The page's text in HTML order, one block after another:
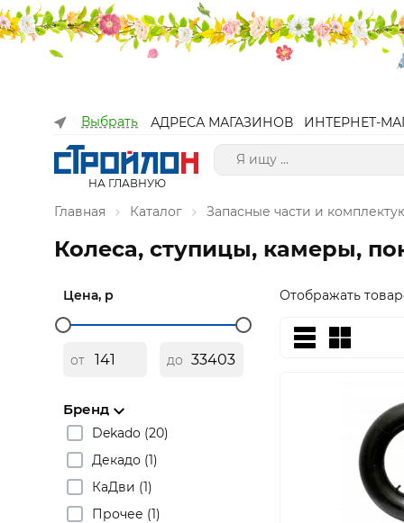
Выбрать АДРЕСА МАГАЗИНОВ ИНТЕРНЕТ-
НА ГЛАВНУЮ
Главная Каталог Запасные части и
Колеса, ступицы, камеры,
Цена, р
от до
Бренд
Dekado (20)
Декадо (1)
КаДви (1)
Прочее (1)
Отображать